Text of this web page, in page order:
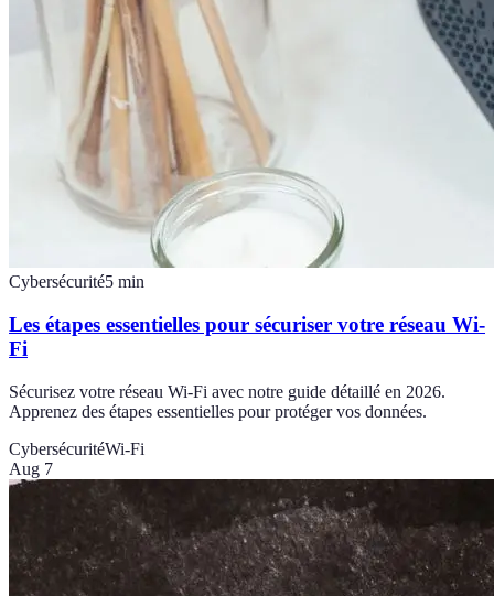
Cybersécurité5 min
Les étapes essentielles pour sécuriser votre réseau Wi-
Fi
Sécurisez votre réseau Wi-Fi avec notre guide détaillé en 2026.
Apprenez des étapes essentielles pour protéger vos données.
CybersécuritéWi-Fi
Aug 7